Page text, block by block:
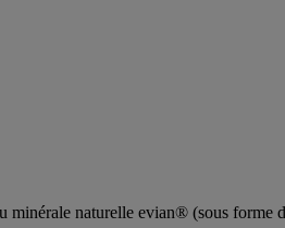
minérale naturelle evian® (sous